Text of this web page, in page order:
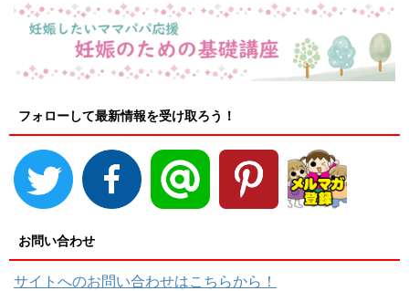
フォローして最新情報を受け取ろう！
お問い合わせ
サイトへのお問い合わせはこちらから！